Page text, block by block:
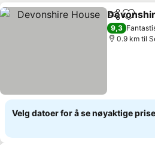
Del Legg
9,3
0.9 km til
Velg datoer for å se nøyaktige